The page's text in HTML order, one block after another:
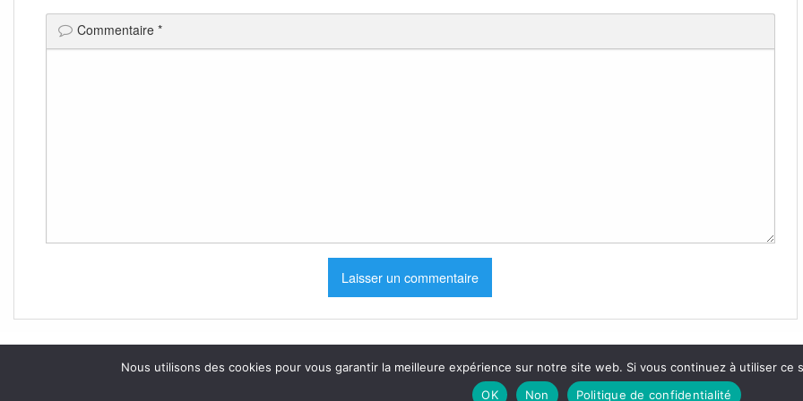
Commentaire *
Nous utilisons des cookies pour vous garantir la meilleure expérience sur notre site web. Si vous continuez à utiliser
OK
Non Politique de confidentialité